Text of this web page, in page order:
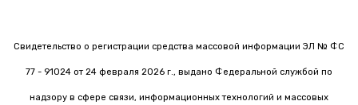
Свидетельство о регистрации средства массовой информации ЭЛ № ФС
77 - 91024 от 24 февраля 2026 г., выдано Федеральной службой по
надзору в сфере связи, информационных технологий и массовых